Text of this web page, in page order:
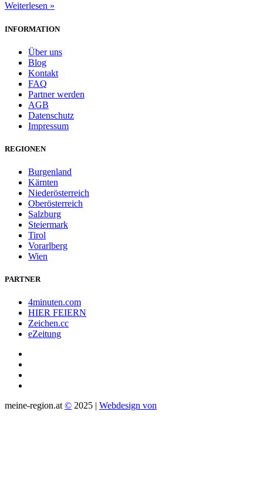
Weiterlesen »
INFORMATION
Über uns
Blog
Kontakt
FAQ
Partner werden
AGB
Datenschutz
Impressum
REGIONEN
Burgenland
Kärnten
Niederösterreich
Oberösterreich
Salzburg
Steiermark
Tirol
Vorarlberg
Wien
PARTNER
4minuten.com
HIER FEIERN
Zeichen.cc
eZeitung
meine-region.at© 2025 | Webdesign von